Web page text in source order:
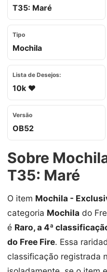
T35: Maré
Tipo
Mochila
Lista de Desejos:
10k ❤️
Versão
OB52
Sobre
T35: Maré
O item Mochila -
categoria Mochila do
é Raro, a 4ª
do Free Fire. Essa
classificação registrada